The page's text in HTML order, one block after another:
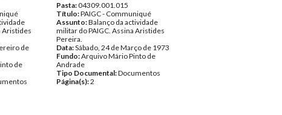
Aristides
de
de
Pasta:04309.001.015
Título:PAIGC - Communiqué
Assunto:Balanço da actividade
militar do PAIGC. Assina Aristides
Pereira.
Data:Sábado, 24 de Março de 1973
Fundo:Arquivo Mário Pinto de
Andrade
Tipo Documental:Documentos
Página(s):2